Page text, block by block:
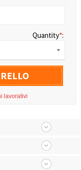
Quantity*:
lavorativi